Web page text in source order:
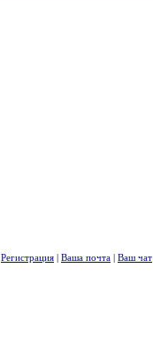
Регистрация | Ваша почта | Ваш чат